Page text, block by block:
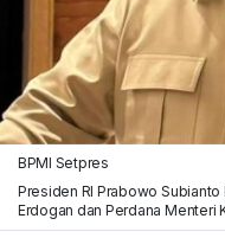
BPMI Setpres
Presiden RI Prabowo
Erdogan dan Perdana Menteri